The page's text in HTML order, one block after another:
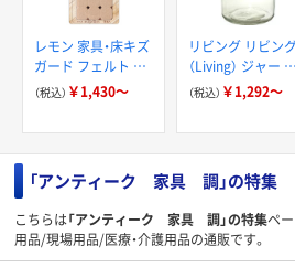
レモン 家具・床キズ
ガード フェルト ナ
チュラル
（税込） ￥1,430～
リビング リビン
（Living） ジャー ア
ンティーク ストレ
ートジャー
（税込） ￥1,292～
「アンティーク 家具 調」の特集
こちらは「アンティーク 家具 調」の特集ペ
用品/現場用品/医療・介護用品の通販です。